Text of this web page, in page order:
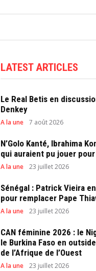
LATEST ARTICLES
Le Real Betis en
Denkey
A la une 7 août 2026
N’Golo Kanté, Ibrahima
qui auraient pu jouer
A la une 23 juillet 2026
Sénégal : Patrick Vieira
pour remplacer Pape
A la une 23 juillet 2026
CAN féminine 2026 : le
le Burkina Faso en
de l’Afrique de l’Ouest
A la une 23 juillet 2026